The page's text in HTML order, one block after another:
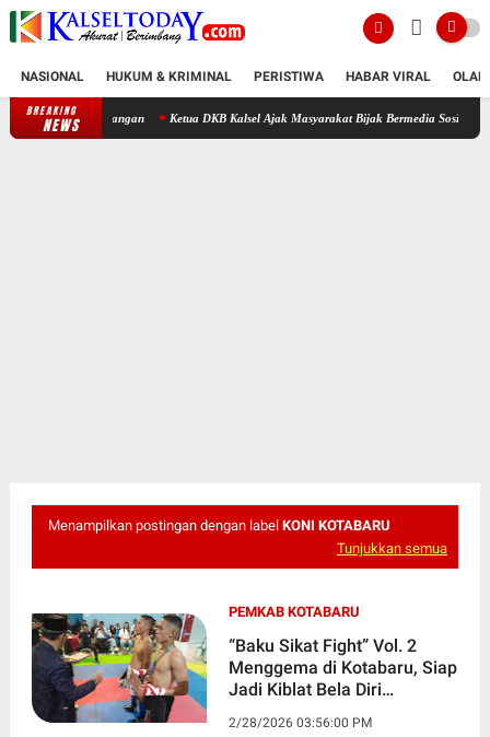
NASIONAL HUKUM & KRIMINAL PERISTIWA HABAR VIRAL
BREAKING
NEWSKetua DKB Kalsel Ajak Masyarakat Bijak Bermedia Sosial: “Jadikan Media
Menampilkan postingan dengan label KONI KOTABARU
Tunjukkan semua
PEMKAB KOTABARU
“Baku Sikat Fight” Vol. 2
Menggema di Kotabaru, Siap
Jadi Kiblat Bela Diri
2/28/2026 03:56:00 PM